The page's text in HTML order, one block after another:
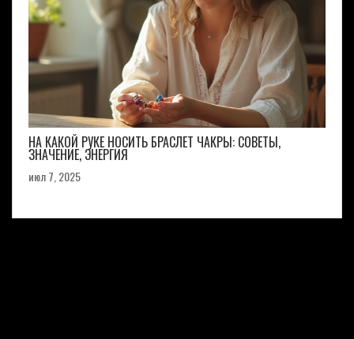
НА КАКОЙ РУКЕ НОСИТЬ БРАСЛЕТ ЧАКРЫ: СОВЕТЫ,
ЗНАЧЕНИЕ, ЭНЕРГИЯ
июл 7, 2025